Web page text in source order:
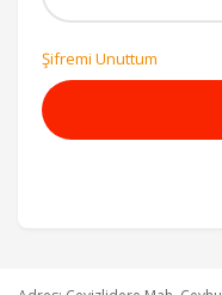
Şifremi Unuttum